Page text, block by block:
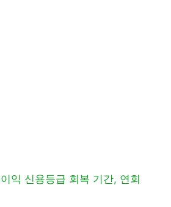
익 신용등급 회복 기간, 연회